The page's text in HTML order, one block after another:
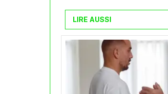
LIRE AUSSI